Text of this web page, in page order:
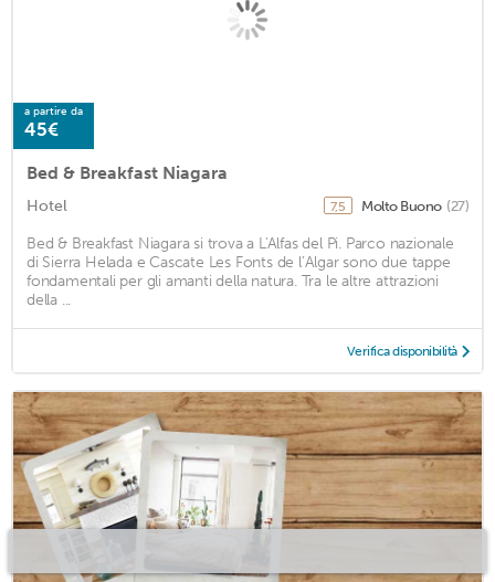
a partire da
45€
Bed & Breakfast Niagara
Hotel 7,5 Molto Buono (27)
Bed & Breakfast Niagara si trova a L'Alfas del Pi. Parco nazionale
di Sierra Helada e Cascate Les Fonts de l’Algar sono due tappe
fondamentali per gli amanti della natura. Tra le altre attrazioni
della ...
Verifica disponibilità